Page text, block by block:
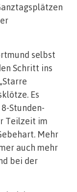
selbst
Schritt ins
Es
Stunden-
Teilzeit im
Mehr
auch mehr
bei der